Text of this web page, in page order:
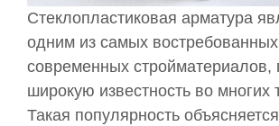
Стеклопластиковая арматура
одним из самых
современных стройматериалов,
широкую известность во многих
Такая популярность